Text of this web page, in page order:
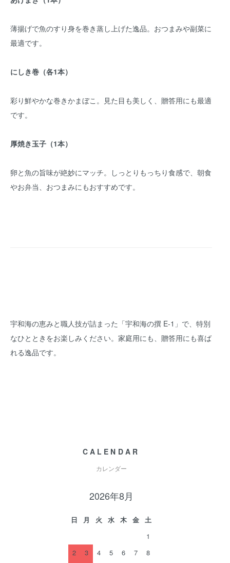
薄揚げで魚のすり身を巻き蒸し上げた逸品。おつまみや副菜に
最適です。
にしき巻（各1本）
彩り鮮やかな巻きかまぼこ。見た目も美しく、贈答用にも最適
です。
厚焼き玉子（1本）
卵と魚の旨味が絶妙にマッチ。しっとりもっちり食感で、朝食
やお弁当、おつまみにもおすすめです。
宇和海の恵みと職人技が詰まった「宇和海の撰 E-1」で、特別
なひとときをお楽しみください。家庭用にも、贈答用にも喜ば
れる逸品です。
CALENDAR
カレンダー
2026年8月
日 月 火 水 木 金
土
1
2
3 4 5 6 7
8